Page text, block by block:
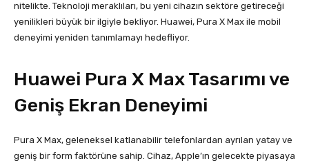
nitelikte. Teknoloji meraklıları, bu yeni cihazın sektöre getireceği
yenilikleri büyük bir ilgiyle bekliyor. Huawei, Pura X Max ile mobil
deneyimi yeniden tanımlamayı hedefliyor.
Huawei Pura X Max Tasarımı ve
Geniş Ekran Deneyimi
Pura X Max, geleneksel katlanabilir telefonlardan ayrılan yatay ve
geniş bir form faktörüne sahip. Cihaz, Apple’ın gelecekte piyasaya